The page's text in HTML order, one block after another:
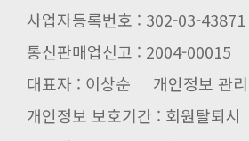
사업자등록번호 : 302-03-43871
통신판매업신고 : 2004-00015
대표자 : 이상순 개인정보 관리
개인정보 보호기간 : 회원탈퇴시